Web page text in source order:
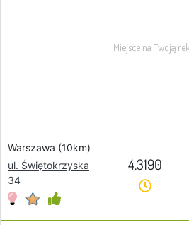
Warszawa (10km)
ul. Świętokrzyska
34
4.3190